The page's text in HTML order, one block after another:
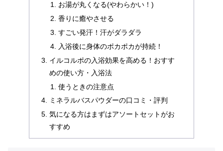
お湯が丸くなる(やわらかい！)
香りに癒やさせる
すごい発汗！汗がダラダラ
入浴後に身体のポカポカが持続！
イルコルポの入浴効果を高める！おすす
めの使い方・入浴法
使うときの注意点
ミネラルバスパウダーの口コミ・評判
気になる方はまずはアソートセットがお
すすめ